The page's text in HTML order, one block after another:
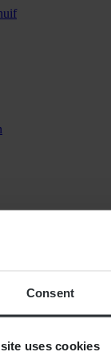
Consent
uses cookies